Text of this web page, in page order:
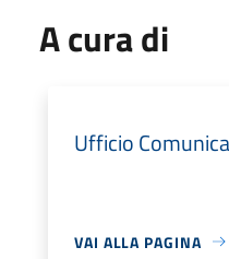
A cura di
Ufficio
VAI ALLA PAGINA